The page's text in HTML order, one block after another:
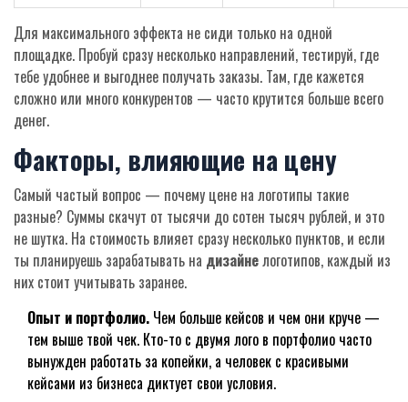
Для максимального эффекта не сиди только на одной
площадке. Пробуй сразу несколько направлений, тестируй, где
тебе удобнее и выгоднее получать заказы. Там, где кажется
сложно или много конкурентов — часто крутится больше всего
денег.
Факторы, влияющие на цену
Самый частый вопрос — почему цене на логотипы такие
разные? Суммы скачут от тысячи до сотен тысяч рублей, и это
не шутка. На стоимость влияет сразу несколько пунктов, и если
ты планируешь зарабатывать на дизайнелоготипов, каждый из
них стоит учитывать заранее.
Опыт и портфолио. Чем больше кейсов и чем они круче —
тем выше твой чек. Кто-то с двумя лого в портфолио часто
вынужден работать за копейки, а человек с красивыми
кейсами из бизнеса диктует свои условия.